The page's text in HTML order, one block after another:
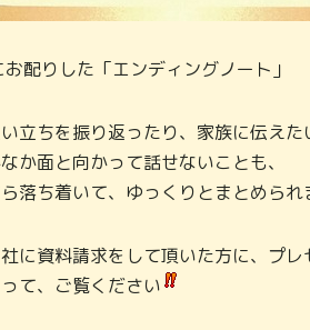
配りした「エンディングノート」
立ちを振り返ったり、家族に伝え
か面と向かって話せないことも、
落ち着いて、ゆっくりとまとめられ
に資料請求をして頂いた方に、プ
て、ご覧ください